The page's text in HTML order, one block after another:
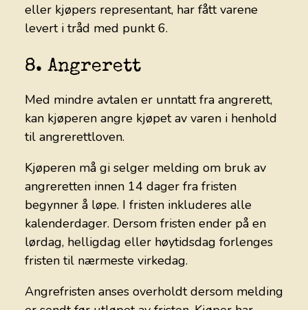
eller kjøpers representant, har fått varene
levert i tråd med punkt 6.
8. Angrerett
Med mindre avtalen er unntatt fra angrerett,
kan kjøperen angre kjøpet av varen i henhold
til angrerettloven.
Kjøperen må gi selger melding om bruk av
angreretten innen 14 dager fra fristen
begynner å løpe. I fristen inkluderes alle
kalenderdager. Dersom fristen ender på en
lørdag, helligdag eller høytidsdag forlenges
fristen til nærmeste virkedag.
Angrefristen anses overholdt dersom melding